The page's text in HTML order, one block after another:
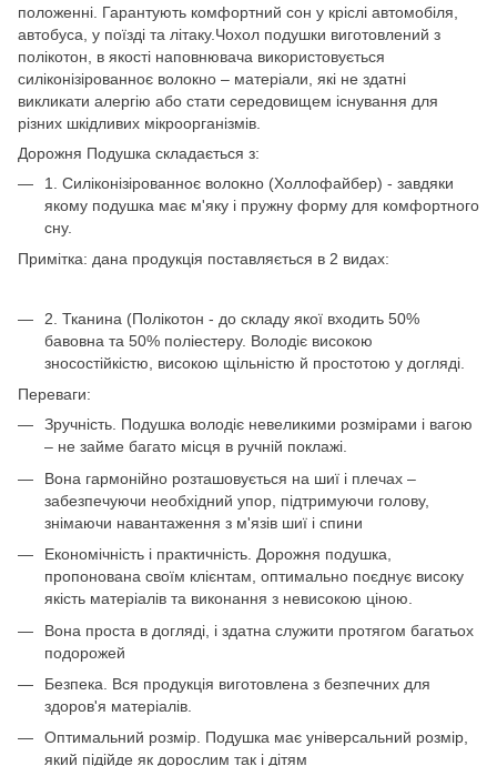
положенні. Гарантують комфортний сон у кріслі автомобіля,
автобуса, у поїзді та літаку.Чохол подушки виготовлений з
полікотон, в якості наповнювача використовується
силіконізірованноє волокно – матеріали, які не здатні
викликати алергію або стати середовищем існування для
різних шкідливих мікроорганізмів.
Дорожня Подушка складається з:
1. Силіконізірованноє волокно (Холлофайбер) - завдяки
якому подушка має м'яку і пружну форму для комфортного
сну.
Примітка: дана продукція поставляється в 2 видах:
2. Тканина (Полікотон - до складу якої входить 50%
бавовна та 50% поліестеру. Володіє високою
зносостійкістю, високою щільністю й простотою у догляді.
Переваги:
Зручність. Подушка володіє невеликими розмірами і вагою
– не займе багато місця в ручній поклажі.
Вона гармонійно розташовується на шиї і плечах –
забезпечуючи необхідний упор, підтримуючи голову,
знімаючи навантаження з м'язів шиї і спини
Економічність і практичність. Дорожня подушка,
пропонована своїм клієнтам, оптимально поєднує високу
якість матеріалів та виконання з невисокою ціною.
Вона проста в догляді, і здатна служити протягом багатьох
подорожей
Безпека. Вся продукція виготовлена з безпечних для
здоров'я матеріалів.
Оптимальний розмір. Подушка має універсальний розмір,
який підійде як дорослим так і дітям